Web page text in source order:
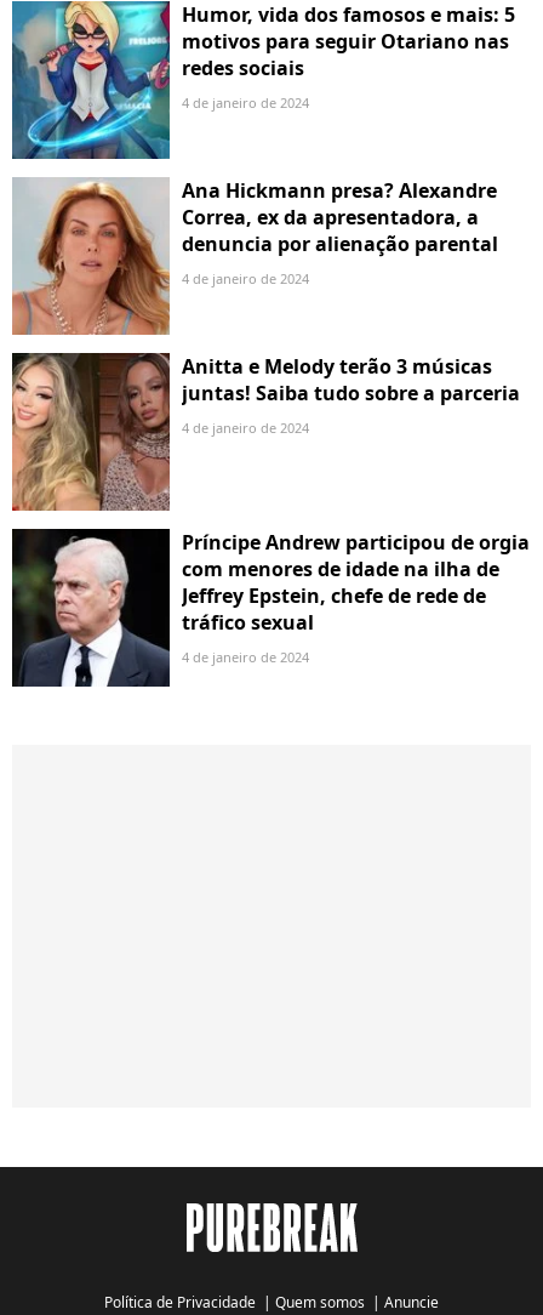
Humor, vida dos famosos e mais: 5
motivos para seguir Otariano nas
redes sociais
4 de janeiro de 2024
Ana Hickmann presa? Alexandre
Correa, ex da apresentadora, a
denuncia por alienação parental
4 de janeiro de 2024
Anitta e Melody terão 3 músicas
juntas! Saiba tudo sobre a parceria
4 de janeiro de 2024
Príncipe Andrew participou de orgia
com menores de idade na ilha de
Jeffrey Epstein, chefe de rede de
tráfico sexual
4 de janeiro de 2024
Política de Privacidade | Quem somos | Anuncie